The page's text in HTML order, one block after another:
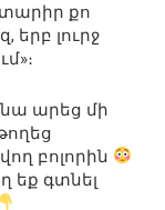
քո
լուրջ
արեց մի
բոլորին
եք գտնել